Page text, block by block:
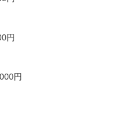
(歩合)最高50,000円
こまで自動昇給します。
格可能
円
円